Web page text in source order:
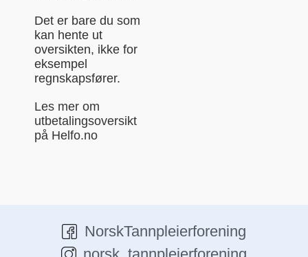
Det er bare du som
kan hente ut
oversikten, ikke for
eksempel
regnskapsfører.
Les mer om
utbetalingsoversikt
på Helfo.no
NorskTannpleierforening